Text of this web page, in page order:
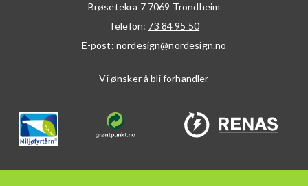
Brøsetekra 7 7069 Trondheim
Telefon: 73 84 95 50
E-post: nordesign@nordesign.no
Vi ønsker å bli forhandler